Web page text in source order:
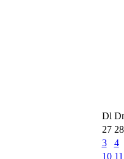
Dl
27 28
3
4
10 11